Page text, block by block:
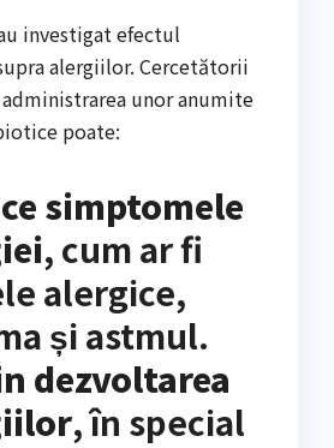
investigat efectul
alergiilor. Cercetătorii
unor anumite
poate:
simptomele
, cum ar fi
alergice,
și astmul.
dezvoltarea
, în special